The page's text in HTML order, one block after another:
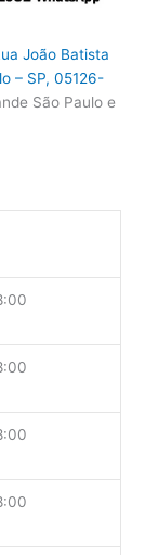
João Batista
– SP, 05126-
São Paulo e